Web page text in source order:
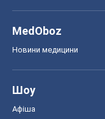
MedOboz
Новини медицини
Шоу
Афіша